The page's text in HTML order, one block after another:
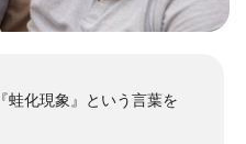
蛙化現象』という言葉を